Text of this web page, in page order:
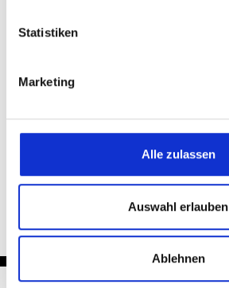
Statistiken
Marketing
Alle zulassen
Auswahl erlauben
Ablehnen